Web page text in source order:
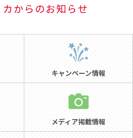
からのお知らせ
キャンペーン情報
メディア掲載情報